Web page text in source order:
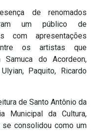
de renomados
um público de
com apresentações
os artistas que
do Acordeon,
Paquito, Ricardo
de Santo Antônio da
Municipal da Cultura,
se consolidou como um